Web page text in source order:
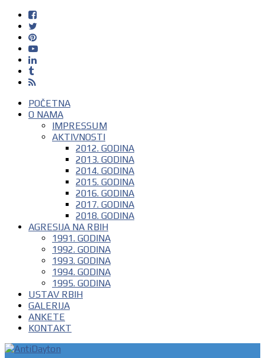
POČETNA
O NAMA
IMPRESSUM
AKTIVNOSTI
2012. GODINA
2013. GODINA
2014. GODINA
2015. GODINA
2016. GODINA
2017. GODINA
2018. GODINA
AGRESIJA NA RBIH
1991. GODINA
1992. GODINA
1993. GODINA
1994. GODINA
1995. GODINA
USTAV RBIH
GALERIJA
ANKETE
KONTAKT